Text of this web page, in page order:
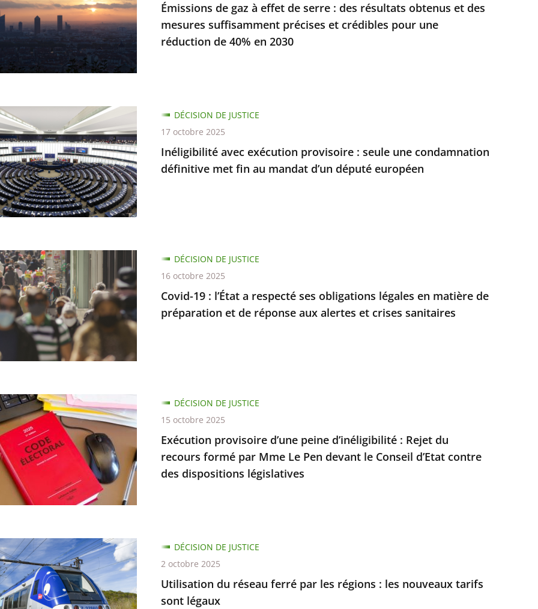
Émissions de gaz à effet de serre : des résultats obtenus et des
mesures suffisamment précises et crédibles pour une
réduction de 40% en 2030
Inéligibilité avec exécution provisoire : seule une condamnation
définitive met fin au mandat d’un député européen
DÉCISION DE JUSTICE
17 octobre 2025
Covid-19 : l’État a respecté ses obligations légales en matière de
préparation et de réponse aux alertes et crises sanitaires
DÉCISION DE JUSTICE
16 octobre 2025
Exécution provisoire d’une peine d’inéligibilité : Rejet du
recours formé par Mme Le Pen devant le Conseil d’Etat contre
des dispositions législatives
DÉCISION DE JUSTICE
15 octobre 2025
Utilisation du réseau ferré par les régions : les nouveaux tarifs
sont légaux
DÉCISION DE JUSTICE
2 octobre 2025